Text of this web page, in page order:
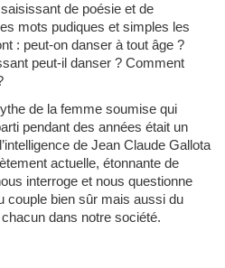
de poésie et de
mots pudiques et simples les
: peut-on danser à tout âge ?
peut-il danser ? Comment
de la femme soumise qui
pendant des années était un
de Jean Claude Gallota
actuelle, étonnante de
interroge et nous questionne
couple bien sûr mais aussi du
dans notre société.